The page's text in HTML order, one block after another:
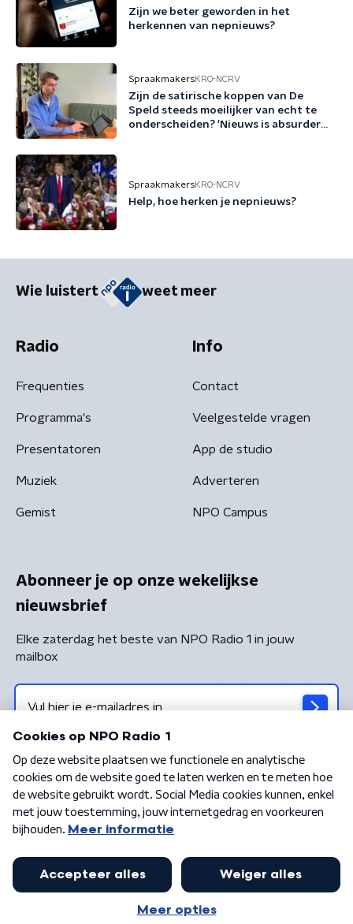
Zijn we beter geworden in het
herkennen van nepnieuws?
SpraakmakersKRO-NCRV
Zijn de satirische koppen van De
Speld steeds moeilijker van echt te
onderscheiden? 'Nieuws is absurder
SpraakmakersKRO-NCRV
Help, hoe herken je nepnieuws?
Wie luistert weet meer
Radio
Frequenties
Programma's
Presentatoren
Muziek
Gemist
Info
Contact
Veelgestelde vragen
App de studio
Adverteren
NPO Campus
Abonneer je op onze wekelijkse
nieuwsbrief
Elke zaterdag het beste van NPO Radio 1 in jouw
mailbox
Algemene voorwaarden